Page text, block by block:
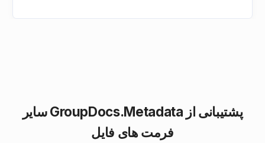
سایر GroupDocs.Metadata پشتیبانی از
فرمت های فایل